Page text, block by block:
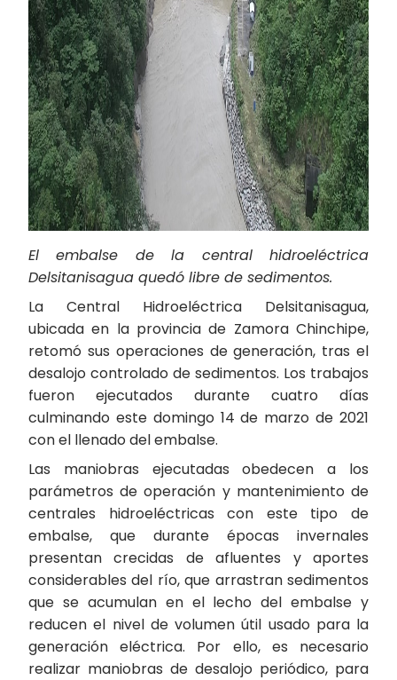
El embalse de la central hidroeléctrica
Delsitanisagua quedó libre de sedimentos.
La Central Hidroeléctrica Delsitanisagua,
ubicada en la provincia de Zamora Chinchipe,
retomó sus operaciones de generación, tras el
desalojo controlado de sedimentos. Los trabajos
fueron ejecutados durante cuatro días
culminando este domingo 14 de marzo de 2021
con el llenado del embalse.
Las maniobras ejecutadas obedecen a los
parámetros de operación y mantenimiento de
centrales hidroeléctricas con este tipo de
embalse, que durante épocas invernales
presentan crecidas de afluentes y aportes
considerables del río, que arrastran sedimentos
que se acumulan en el lecho del embalse y
reducen el nivel de volumen útil usado para la
generación eléctrica. Por ello, es necesario
realizar maniobras de desalojo periódico, para